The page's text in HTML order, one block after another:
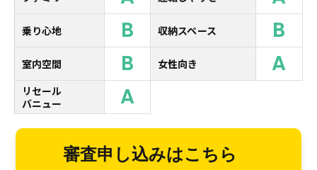
乗り心地 B 収納スペース B
室内空間 B 女性向き A
リセール
バニュー
A
審査申し込みはこちら